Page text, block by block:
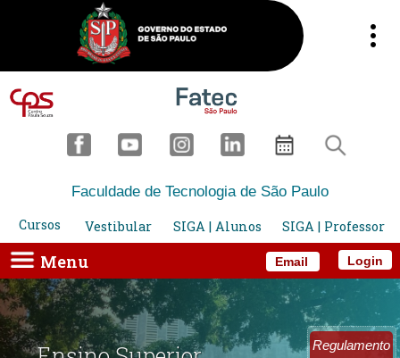
Email
Faculdade de Tecnologia de São Paulo
Cursos
Vestibular SIGA | Alunos SIGA | Professor
Menu Login
Regulamento